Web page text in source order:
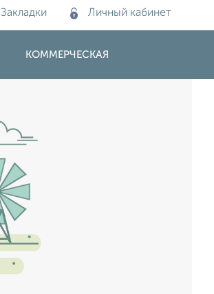
Закладки Личный кабинет
КОММЕРЧЕСКАЯ